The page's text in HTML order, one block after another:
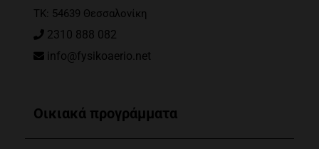
ΤΚ: 54639 Θεσσαλονίκη
2310 888 082
info@fysikoaerio.net
Οικιακά προγράμματα